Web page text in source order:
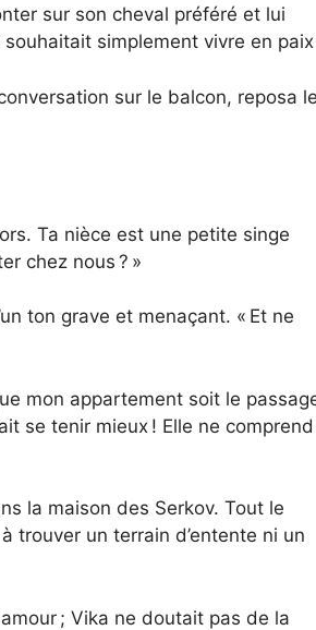
sur son cheval préféré et lui
simplement vivre en paix
sur le balcon, reposa le
Ta nièce est une petite singe
chez nous ? »
ton grave et menaçant. « Et ne
mon appartement soit le
se tenir mieux ! Elle ne comprend
la maison des Serkov. Tout le
trouver un terrain d’entente ni un
; Vika ne doutait pas de la